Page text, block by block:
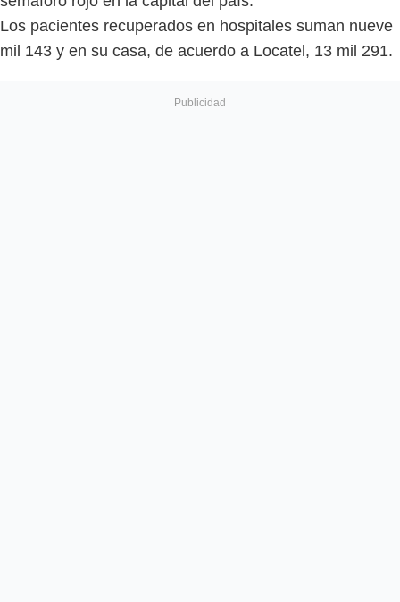
Los pacientes recuperados en hospitales suman nueve
mil 143 y en su casa, de acuerdo a Locatel, 13 mil 291.